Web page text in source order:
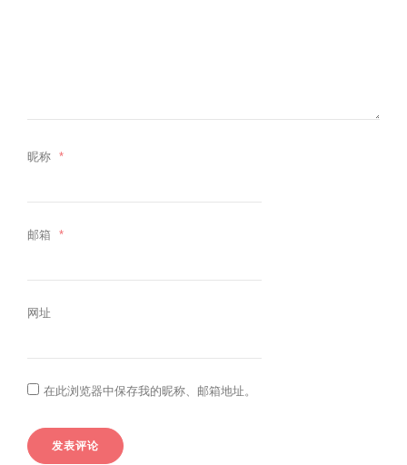
昵称 *
邮箱 *
网址
在此浏览器中保存我的昵称、邮箱地址。